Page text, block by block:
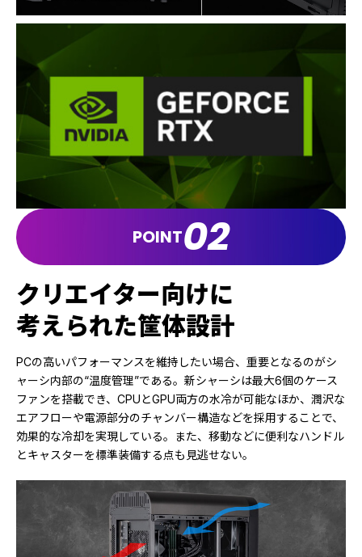
POINT02
クリエイター向けに
考えられた筐体設計
PCの高いパフォーマンスを維持したい場合、重要となるのがシ
ャーシ内部の“温度管理”である。新シャーシは最大6個のケース
ファンを搭載でき、CPUとGPU両方の水冷が可能なほか、潤沢な
エアフローや電源部分のチャンバー構造などを採用することで、
効果的な冷却を実現している。また、移動などに便利なハンドル
とキャスターを標準装備する点も見逃せない。